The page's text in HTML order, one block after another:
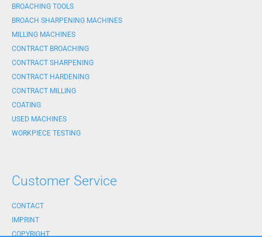
BROACHING TOOLS
BROACH SHARPENING MACHINES
MILLING MACHINES
CONTRACT BROACHING
CONTRACT SHARPENING
CONTRACT HARDENING
CONTRACT MILLING
COATING
USED MACHINES
WORKPIECE TESTING
Customer Service
CONTACT
IMPRINT
COPYRIGHT